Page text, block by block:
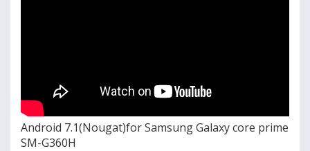
Android 7.1(Nougat)for Samsung Galaxy core prime
SM-G360H